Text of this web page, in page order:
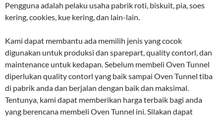
Pengguna adalah pelaku usaha pabrik roti, biskuit, pia, soes
kering, cookies, kue kering, dan lain-lain.
Kami dapat membantu ada memilih jenis yang cocok
digunakan untuk produksi dan sparepart, quality contorl, dan
maintenance untuk kedapan. Sebelum membeli Oven Tunnel
diperlukan quality contorl yang baik sampai Oven Tunnel tiba
di pabrik anda dan berjalan dengan baik dan maksimal.
Tentunya, kami dapat memberikan harga terbaik bagi anda
yang berencana membeli Oven Tunnel ini. Silakan dapat